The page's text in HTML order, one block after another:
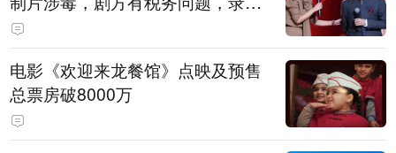
中王家卫称“一点够了，要不然又要
出事”
电影《欢迎来龙餐馆》点映及预售
总票房破8000万